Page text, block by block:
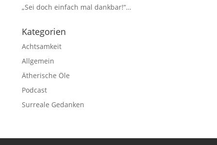
„Sei doch einfach mal dankbar!“…
Kategorien
Achtsamkeit
Allgemein
Ätherische Öle
Podcast
Surreale Gedanken